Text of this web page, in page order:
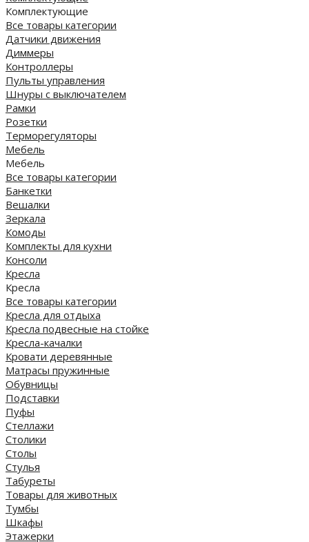
Комплектующие
Все товары категории
Датчики движения
Диммеры
Контроллеры
Пульты управления
Шнуры с выключателем
Рамки
Розетки
Терморегуляторы
Мебель
Мебель
Все товары категории
Банкетки
Вешалки
Зеркала
Комоды
Комплекты для кухни
Консоли
Кресла
Кресла
Все товары категории
Кресла для отдыха
Кресла подвесные на стойке
Кресла-качалки
Кровати деревянные
Матрасы пружинные
Обувницы
Подставки
Пуфы
Стеллажи
Столики
Столы
Стулья
Табуреты
Товары для животных
Тумбы
Шкафы
Этажерки